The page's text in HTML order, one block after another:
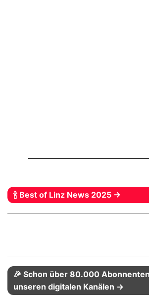
🍾 Best of Linz News 2025 →
🎉 Schon über 80.000
unseren digitalen Kanälen →